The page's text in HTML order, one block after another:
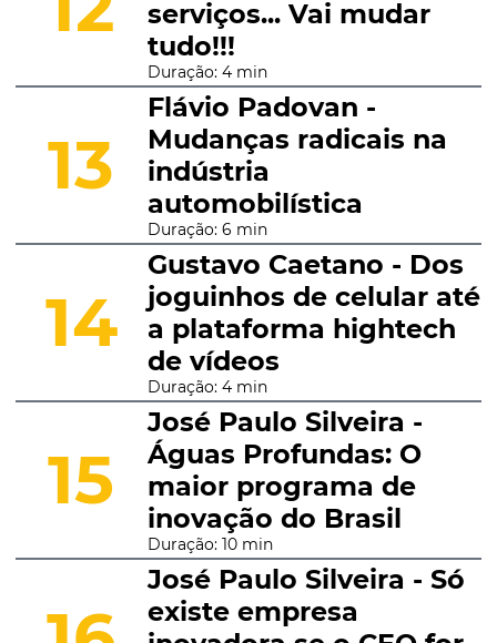
serviços... Vai mudar
tudo!!!
Duração: 4 min
13
Flávio Padovan -
Mudanças radicais na
indústria
automobilística
Duração: 6 min
14
Gustavo Caetano - Dos
joguinhos de celular até
a plataforma hightech
de vídeos
Duração: 4 min
15
José Paulo Silveira -
Águas Profundas: O
maior programa de
inovação do Brasil
Duração: 10 min
José Paulo Silveira - Só
existe empresa